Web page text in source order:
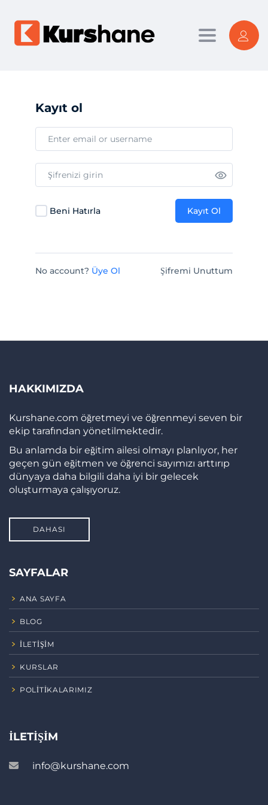
Toggle
Kayıt ol
Beni Hatırla Kayıt Ol
No account? Üye Ol Şifremi Unuttum
HAKKIMIZDA
Kurshane.com öğretmeyi ve öğrenmeyi seven bir
ekip tarafından yönetilmektedir.
Bu anlamda bir eğitim ailesi olmayı planlıyor, her
geçen gün eğitmen ve öğrenci sayımızı arttırıp
dünyaya daha bilgili daha iyi bir gelecek
oluşturmaya çalışıyoruz.
DAHASI
SAYFALAR
ANA SAYFA
BLOG
İLETIŞIM
KURSLAR
POLITIKALARIMIZ
İLETIŞIM
info@kurshane.com